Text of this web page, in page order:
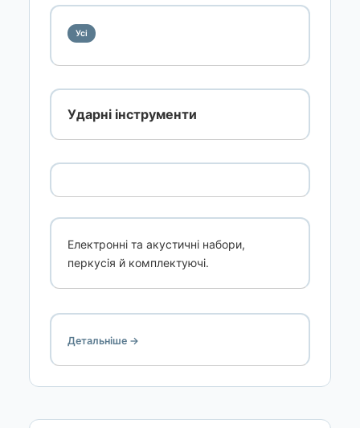
Усі
Ударні інструменти
Електронні та акустичні набори,
перкусія й комплектуючі.
Детальніше →